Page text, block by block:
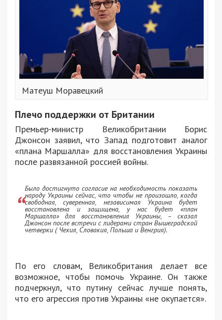
Матеуш Моравецкий
Плечо поддержки от Британии
Премьер-министр Великобритании Борис
Джонсон заявил, что Запад подготовит аналог
«плана Маршалла» для восстановления Украины
после развязанной россией войны.
Было достигнуто согласие на необходимость показать
народу Украины сейчас, что чтобы не произошло, когда
свободная, суверенная, независимая Украина будет
восстановлена ​​и защищена, у нас будет «план
Маршалла» для восстановления Украины, – сказал
Джонсон после встречи с лидерами стран Вышеградской
четверки ( Чехия, Словакия, Польша и Венгрия).
По его словам, Великобритания делает все
возможное, чтобы помочь Украине. Он также
подчеркнул, что путину сейчас лучше понять,
что его агрессия против Украины «не окупается».